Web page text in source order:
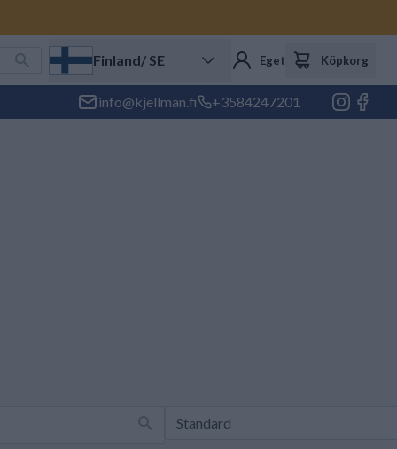
Finland/ SE Eget konto Köpkorg
info@kjellman.fi +3584247201